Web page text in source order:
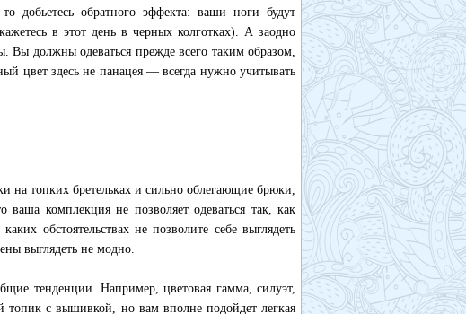
добьетесь обратного эффекта: ваши ноги будут
в этот день в черных колготках). А заодно
Вы должны одеваться прежде всего таким образом,
цвет здесь не панацея — всегда нужно учитывать
на топких бретельках и сильно облегающие брюки,
комплекция не позволяет одеваться так, как
обстоятельствах не позволите себе выглядеть
выглядеть не модно.
тенденции. Например, цветовая гамма, силуэт,
топик с вышивкой, но вам вполне подойдет легкая